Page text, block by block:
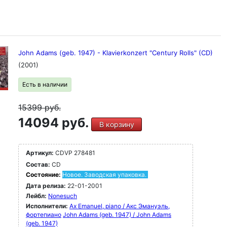
John Adams (geb. 1947) - Klavierkonzert "Century Rolls" (CD)
(2001)
Есть в наличии
15399руб.
14094 руб. В корзину
Артикул: CDVP 278481
Состав: CD
Состояние: Новое. Заводская упаковка.
Дата релиза: 22-01-2001
Лейбл: Nonesuch
Исполнители: Ax Emanuel, piano / Акс Эмануэль,
фортепиано John Adams (geb. 1947) / John Adams
(geb. 1947)